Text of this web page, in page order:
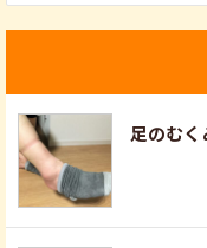
足のむ